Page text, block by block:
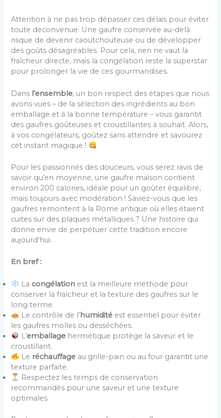
Attention à ne pas trop dépasser ces délais pour éviter
toute déconvenue. Une gaufre conservée au-delà
risque de devenir caoutchouteuse ou de développer
des goûts désagréables. Pour cela, rien ne vaut la
fraîcheur directe, mais la congélation reste la superstar
pour prolonger la vie de ces gourmandises.
Dans l’ensemble, un bon respect des étapes que nous
avons vues – de la sélection des ingrédients au bon
emballage et à la bonne température – vous garantit
des gaufres goûteuses et croustillantes à souhait. Alors,
à vos congélateurs, goûtez sans attendre et savourez
cet instant magique !
Pour les passionnés des douceurs, vous serez ravis de
savoir qu’en moyenne, une gaufre maison contient
environ 200 calories, idéale pour un goûter équilibré,
mais toujours avec modération ! Saviez-vous que les
gaufres remontent à la Rome antique où elles étaient
cuites sur des plaques métalliques ? Une histoire qui
donne envie de perpétuer cette tradition encore
aujourd’hui.
En bref :
Lacongélation est la meilleure méthode pour
conserver la fraîcheur et la texture des gaufres sur le
long terme.
Le contrôle de l’humidité est essentiel pour éviter
les gaufres molles ou desséchées.
L’emballage hermétique protège la saveur et le
croustillant.
Le réchauffage au grille-pain ou au four garantit une
texture parfaite.
Respectez les temps de conservation
recommandés pour une saveur et une texture
optimales.